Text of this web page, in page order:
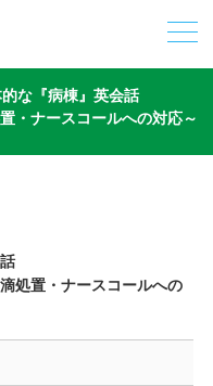
な『病棟』英会話
・ナースコールへの対応～
処置・ナースコールへの